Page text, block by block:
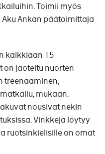
Toimii myös
Ankan päätoimittaja
kaikkiaan 15
on jaoteltu nuorten
treenaaminen,
mukaan.
nousivat nekin
Vinkkejä löytyy
ruotsinkielisille on omat